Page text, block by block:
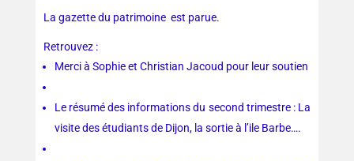
La gazette du patrimoine est parue.
Retrouvez :
Merci à Sophie et Christian Jacoud pour leur soutien
Le résumé des informations du second trimestre : La
visite des étudiants de Dijon, la sortie à l’ile Barbe….